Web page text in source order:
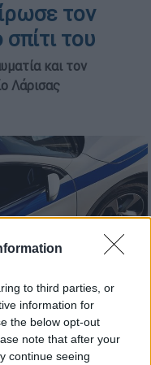
to third parties, or
information for
the below opt-out
note that after your
continue seeing
τον
του
και τον
Λάρισας